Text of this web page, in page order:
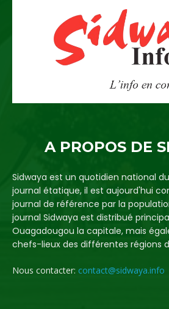
A PROPOS DE
Sidwaya est un quotidien national
journal étatique, il est aujourd'hui
journal de référence par la
journal Sidwaya est distribué
Ouagadougou la capitale, mais
chefs-lieux des différentes régions
Nous contacter: contact@sidwaya.info